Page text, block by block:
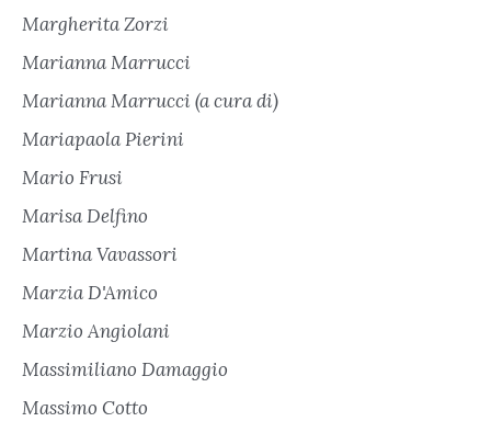
Margherita Zorzi
Marianna Marrucci
Marianna Marrucci (a cura di)
Mariapaola Pierini
Mario Frusi
Marisa Delfino
Martina Vavassori
Marzia D'Amico
Marzio Angiolani
Massimiliano Damaggio
Massimo Cotto